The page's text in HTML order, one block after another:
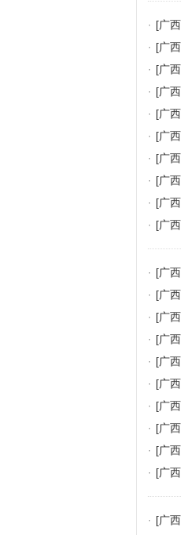
· [广
· [广
· [广
· [广
· [广
· [广
· [广
· [广
· [广
· [广
· [广
· [广
· [广
· [广
· [广
· [广
· [广
· [广
· [广
· [广
· [广